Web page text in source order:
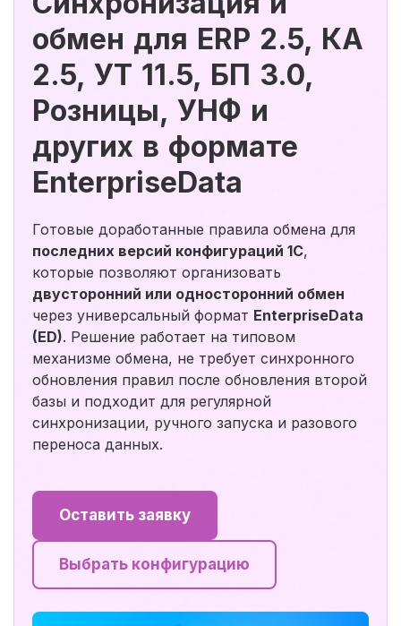
обмен для ERP 2.5, КА
2.5, УТ 11.5, БП 3.0,
Розницы, УНФ и
других в формате
EnterpriseData
Готовые доработанные правила обмена для
последних версий конфигураций 1С,
которые позволяют организовать
двусторонний или односторонний обмен
через универсальный формат EnterpriseData
(ED). Решение работает на типовом
механизме обмена, не требует синхронного
обновления правил после обновления второй
базы и подходит для регулярной
синхронизации, ручного запуска и разового
переноса данных.
Оставить заявку
Выбрать конфигурацию